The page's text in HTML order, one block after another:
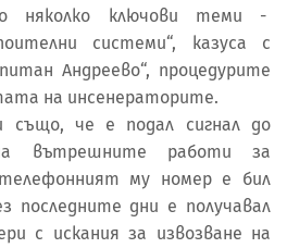
няколко ключови теми -
системи“, казуса с
Андреево“, процедурите
на инсенераторите.
също, че е подал сигнал до
вътрешните работи за
му номер е бил
последните дни е получавал
с искания за извозване на